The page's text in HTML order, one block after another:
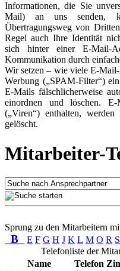
Informationen, die Sie
Mail) an uns senden,
Übertragungsweg von
Regel auch Ihre Identität
sich hinter einer E-Mail-
Kommunikation durch
Wir setzen – wie viele E-
Werbung („SPAM-Filter“)
E-Mails fälschlicherweise
einordnen und löschen. E-
(„Viren“) enthalten,
gelöscht.
Mitarbeiter-
Sprung zu den Mitarbeitern
B E F G H J K L M O R S
Telefonliste der
Name
Telefon